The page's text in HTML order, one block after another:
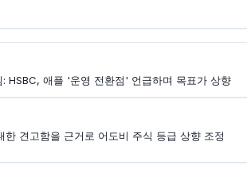
HSBC, 애플 '운영 전환점' 언급하며 목표가 상향
한 견고함을 근거로 어도비 주식 등급 상향 조정